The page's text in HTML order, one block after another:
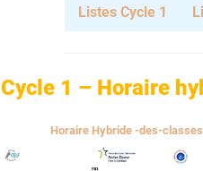
Listes Cycle 1
Cycle 1 – Horaire
Horaire Hybride -des-